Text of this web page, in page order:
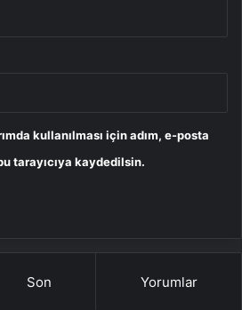
kullanılması için adım, e-posta
tarayıcıya kaydedilsin.
Son Yorumlar